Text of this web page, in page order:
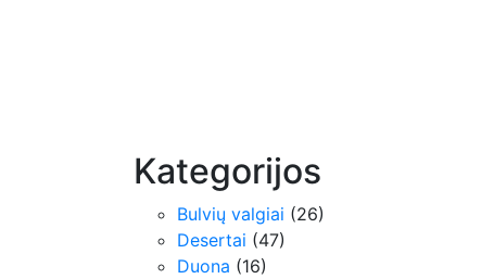
Kategorijos
Bulvių valgiai (26)
Desertai (47)
Duona (16)